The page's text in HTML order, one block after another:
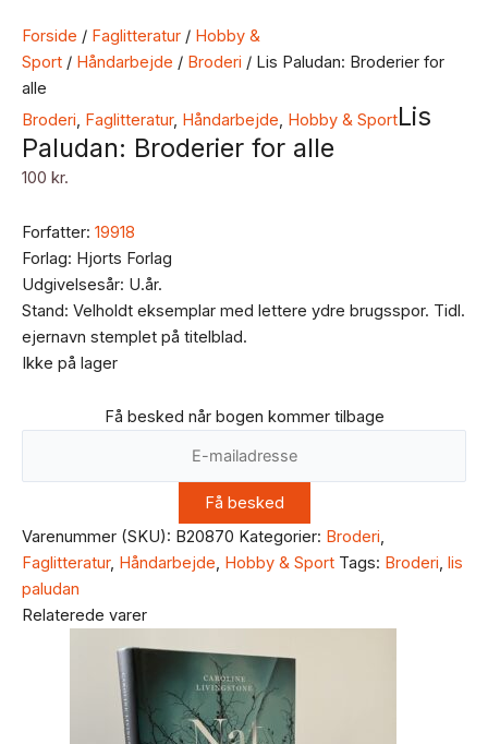
Forside / Faglitteratur / Hobby &
Sport / Håndarbejde / Broderi / Lis Paludan: Broderier for
alle
Broderi, Faglitteratur, Håndarbejde, Hobby & SportLis
Paludan: Broderier for alle
100 kr.
Forfatter: 19918
Forlag: Hjorts Forlag
Udgivelsesår: U.år.
Stand: Velholdt eksemplar med lettere ydre brugsspor. Tidl.
ejernavn stemplet på titelblad.
Ikke på lager
Få besked når bogen kommer tilbage
Varenummer (SKU): B20870 Kategorier: Broderi,
Faglitteratur, Håndarbejde, Hobby & Sport Tags: Broderi, lis
paludan
Relaterede varer